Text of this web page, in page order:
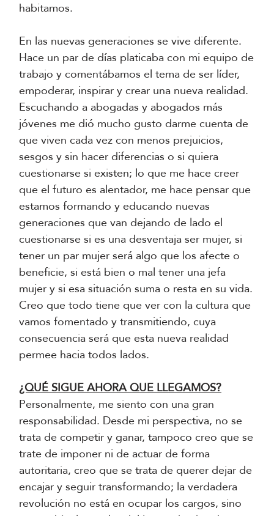
habitamos.
En las nuevas generaciones se vive diferente.
Hace un par de días platicaba con mi equipo de
trabajo y comentábamos el tema de ser líder,
empoderar, inspirar y crear una nueva realidad.
Escuchando a abogadas y abogados más
jóvenes me dió mucho gusto darme cuenta de
que viven cada vez con menos prejuicios,
sesgos y sin hacer diferencias o si quiera
cuestionarse si existen; lo que me hace creer
que el futuro es alentador, me hace pensar que
estamos formando y educando nuevas
generaciones que van dejando de lado el
cuestionarse si es una desventaja ser mujer, si
tener un par mujer será algo que los afecte o
beneficie, si está bien o mal tener una jefa
mujer y si esa situación suma o resta en su vida.
Creo que todo tiene que ver con la cultura que
vamos fomentado y transmitiendo, cuya
consecuencia será que esta nueva realidad
permee hacia todos lados.
¿QUÉ SIGUE AHORA QUE LLEGAMOS?
Personalmente, me siento con una gran
responsabilidad. Desde mi perspectiva, no se
trata de competir y ganar, tampoco creo que se
trate de imponer ni de actuar de forma
autoritaria, creo que se trata de querer dejar de
encajar y seguir transformando; la verdadera
revolución no está en ocupar los cargos, sino